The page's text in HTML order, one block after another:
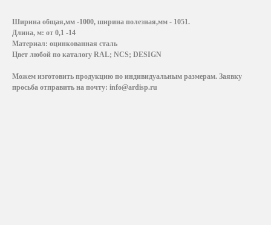
Ширина общая,мм -1000, ширина полезная,мм - 1051.
Длина, м: от 0,1 -14
Материал: оцинкованная сталь
Цвет любой по каталогу RAL; NCS; DESIGN
Можем изготовить продукцию по индивидуальным размерам. Заявку
просьба отправить на почту: info@ardisp.ru